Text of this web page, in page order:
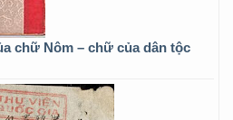
chữ Nôm – chữ của dân tộc